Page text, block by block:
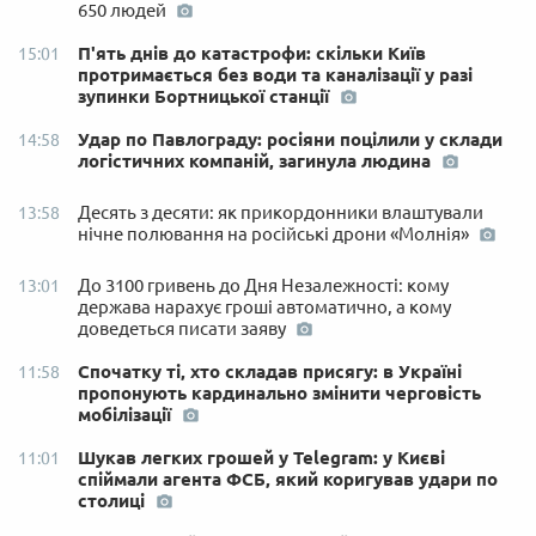
650 людей
15:01
П'ять днів до катастрофи: скільки Київ
протримається без води та каналізації у разі
зупинки Бортницької станції
14:58
Удар по Павлограду: росіяни поцілили у склади
логістичних компаній, загинула людина
13:58
Десять з десяти: як прикордонники влаштували
нічне полювання на російські дрони «Молнія»
13:01
До 3100 гривень до Дня Незалежності: кому
держава нарахує гроші автоматично, а кому
доведеться писати заяву
11:58
Спочатку ті, хто складав присягу: в Україні
пропонують кардинально змінити черговість
мобілізації
11:01
Шукав легких грошей у Telegram: у Києві
спіймали агента ФСБ, який коригував удари по
столиці